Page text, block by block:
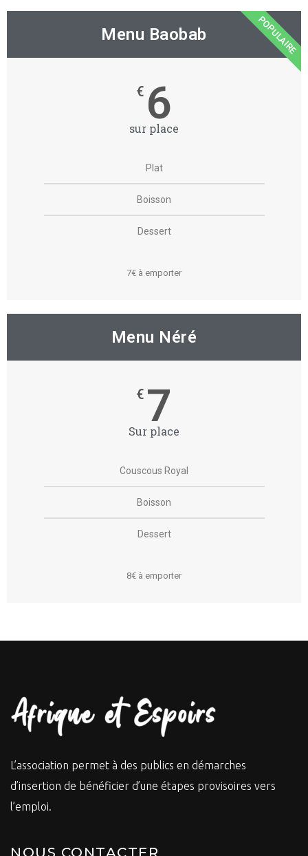
Menu Baobab
€ 6
sur place
Plat
Boisson
Dessert
7€ à emporter
POPULAIRE
Menu Néré
€ 7
Sur place
Couscous Royal
Boisson
Dessert
8€ à emporter
L’association permet à des publics en démarches
d’insertion de bénéficier d’une étapes provisoires vers
l’emploi.
NOUS CONTACTER